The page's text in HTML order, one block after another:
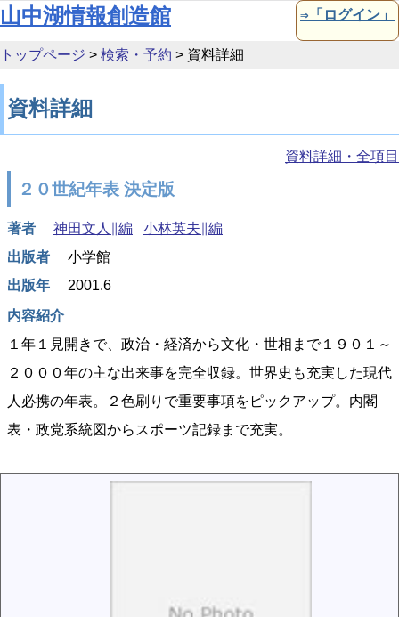
本文へ移動
山中湖情報創造館 ⇒「ログイン」
トップページ > 検索・予約 > 資料詳細
資料詳細
資料詳細・全項目
２０世紀年表 決定版
著者 神田文人∥編
小林英夫∥編
出版者
小学館
出版年
2001.6
内容紹介
１年１見開きで、政治・経済から文化・世相まで１９０１～
２０００年の主な出来事を完全収録。世界史も充実した現代
人必携の年表。２色刷りで重要事項をピックアップ。内閣
表・政党系統図からスポーツ記録まで充実。